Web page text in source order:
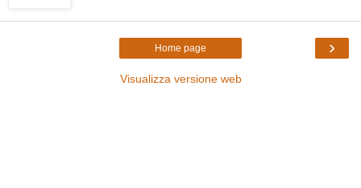
›
Home page
Visualizza versione web